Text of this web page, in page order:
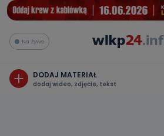
Na żywo
DODAJ MATERIAŁ
dodaj wideo, zdjęcie, tekst